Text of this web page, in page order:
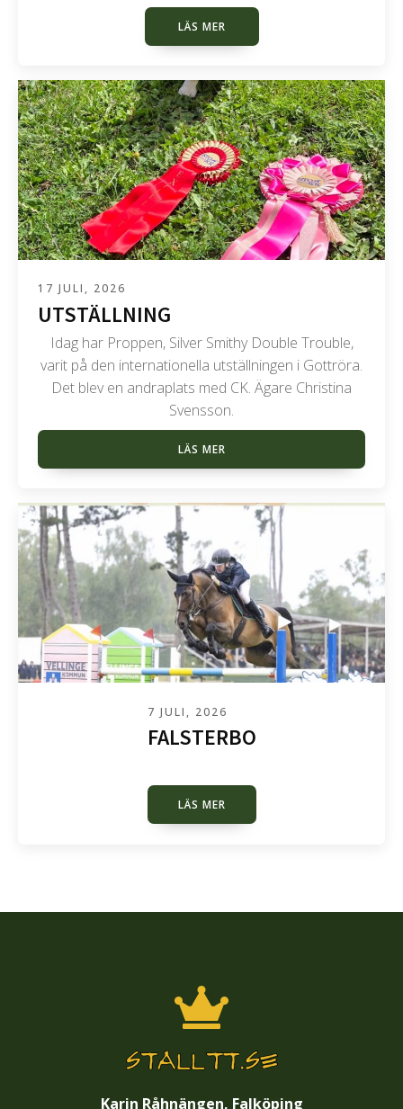
LÄS MER
17 JULI, 2026
UTSTÄLLNING
Idag har Proppen, Silver Smithy Double Trouble,
varit på den internationella utställningen i Gottröra.
Det blev en andraplats med CK. Ägare Christina
Svensson.
LÄS MER
7 JULI, 2026
FALSTERBO
LÄS MER
Karin Råhnängen, Falköping